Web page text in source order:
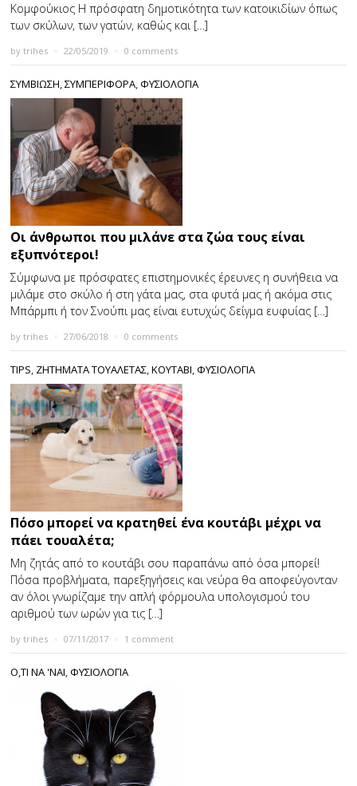
Κομφούκιος Η πρόσφατη δημοτικότητα των κατοικιδίων όπως
των σκύλων, των γατών, καθώς και […]
bytrihes 22/05/2019 0 comments
ΣΥΜΒΙΩΣΗ,ΣΥΜΠΕΡΙΦΟΡΑ,ΦΥΣΙΟΛΟΓΙΑ
Οι άνθρωποι που μιλάνε στα ζώα τους είναι
εξυπνότεροι!
Σύμφωνα με πρόσφατες επιστημονικές έρευνες η συνήθεια να
μιλάμε στο σκύλο ή στη γάτα μας, στα φυτά μας ή ακόμα στις
Μπάρμπι ή τον Σνούπι μας είναι ευτυχώς δείγμα ευφυίας […]
bytrihes 27/06/2018 0 comments
TIPS, ΖΗΤΉΜΑΤΑ ΤΟΥΑΛΈΤΑΣ,ΚΟΥΤΑΒΙ,ΦΥΣΙΟΛΟΓΙΑ
Πόσο μπορεί να κρατηθεί ένα κουτάβι μέχρι να
πάει τουαλέτα;
Μη ζητάς από το κουτάβι σου παραπάνω από όσα μπορεί!
Πόσα προβλήματα, παρεξηγήσεις και νεύρα θα αποφεύγονταν
αν όλοι γνωρίζαμε την απλή φόρμουλα υπολογισμού του
αριθμού των ωρών για τις […]
bytrihes 07/11/2017 1 comment
Ο,ΤΙ ΝΑ 'ΝΑΙ,ΦΥΣΙΟΛΟΓΙΑ